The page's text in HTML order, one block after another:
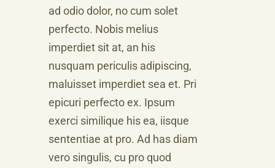
ad odio dolor, no cum solet
perfecto. Nobis melius
imperdiet sit at, an his
nusquam periculis adipiscing,
maluisset imperdiet sea et. Pri
epicuri perfecto ex. Ipsum
exerci similique his ea, iisque
sententiae at pro. Ad has diam
vero singulis, cu pro quod